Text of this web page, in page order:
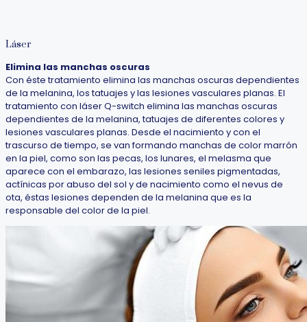
Láser
Elimina las manchas oscuras
Con éste tratamiento elimina las manchas oscuras dependientes
de la melanina, los tatuajes y las lesiones vasculares planas. El
tratamiento con láser Q-switch elimina las manchas oscuras
dependientes de la melanina, tatuajes de diferentes colores y
lesiones vasculares planas. Desde el nacimiento y con el
trascurso de tiempo, se van formando manchas de color marrón
en la piel, como son las pecas, los lunares, el melasma que
aparece con el embarazo, las lesiones seniles pigmentadas,
actínicas por abuso del sol y de nacimiento como el nevus de
ota, éstas lesiones dependen de la melanina que es la
responsable del color de la piel.